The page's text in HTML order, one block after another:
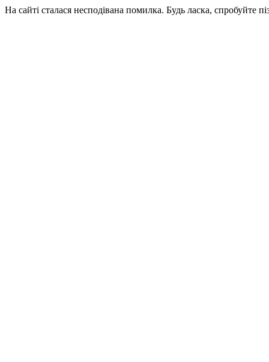
На сайті сталася несподівана помилка. Будь ласка, спробуйте